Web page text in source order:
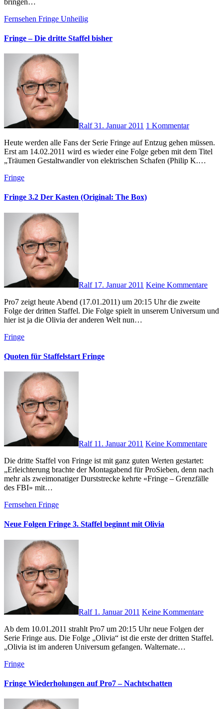
Fernsehen Fringe Unheilig
Fringe – Die dritte Staffel bisher
Ralf31. Januar 2011 1 Kommentar
Heute werden alle Fans der Serie Fringe auf Entzug gehen müssen.
Erst am 14.02.2011 wird es wieder eine Folge geben mit dem Titel
„Träumen Gestaltwandler von elektrischen Schafen (Philip K.…
Fringe
Fringe 3.2 Der Kasten (Original: The Box)
Ralf 17. Januar 2011 Keine Kommentare
Pro7 zeigt heute Abend (17.01.2011) um 20:15 Uhr die zweite
Folge der dritten Staffel. Die Folge spielt in unserem Universum und
hier ist ja die Olivia der anderen Welt nun…
Fringe
Quoten für Staffelstart Fringe
Ralf 11. Januar 2011 Keine Kommentare
Die dritte Staffel von Fringe ist mit ganz guten Werten gestartet:
„Erleichterung brachte der Montagabend für ProSieben, denn nach
mehr als zweimonatiger Durststrecke kehrte «Fringe – Grenzfälle
des FBI» mit…
Fernsehen Fringe
Neue Folgen Fringe 3. Staffel beginnt mit Olivia
Ralf 1. Januar 2011 Keine Kommentare
Ab dem 10.01.2011 strahlt Pro7 um 20:15 Uhr neue Folgen der
Serie Fringe aus. Die Folge „Olivia“ ist die erste der dritten Staffel.
„Olivia ist im anderen Universum gefangen. Walternate…
Fringe
Fringe Wiederholungen auf Pro7 – Nachtschatten